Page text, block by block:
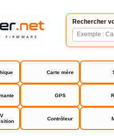
Rechercher
Carte mère
GPS
Contrôleur
530 GT - 540 GTX